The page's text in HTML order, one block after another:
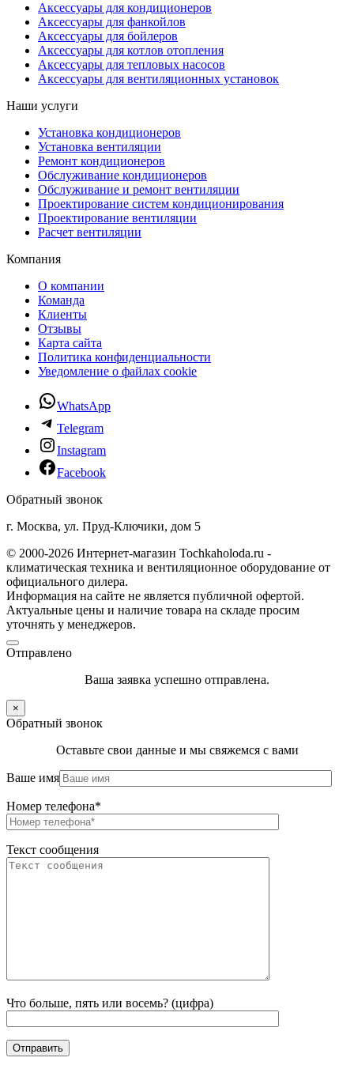
Аксессуары для кондиционеров
Аксессуары для фанкойлов
Аксессуары для бойлеров
Аксессуары для котлов отопления
Аксессуары для тепловых насосов
Аксессуары для вентиляционных установок
Наши услуги
Установка кондиционеров
Установка вентиляции
Ремонт кондиционеров
Обслуживание кондиционеров
Обслуживание и ремонт вентиляции
Проектирование систем кондиционирования
Проектирование вентиляции
Расчет вентиляции
Компания
О компании
Команда
Клиенты
Отзывы
Карта сайта
Политика конфиденциальности
Уведомление о файлах cookie
WhatsApp
Telegram
Instagram
Facebook
Обратный звонок
г. Москва, ул. Пруд-Ключики, дом 5
© 2000-2026 Интернет-магазин Tochkaholoda.ru -
климатическая техника и вентиляционное оборудование от
официального дилера.
Информация на сайте не является публичной офертой.
Актуальные цены и наличие товара на складе просим
уточнять у менеджеров.
Отправлено
Ваша заявка успешно отправлена.
×
Обратный звонок
Оставьте свои данные и мы свяжемся с вами
Ваше имя
Номер телефона*
Текст сообщения
Что больше, пять или восемь? (цифра)